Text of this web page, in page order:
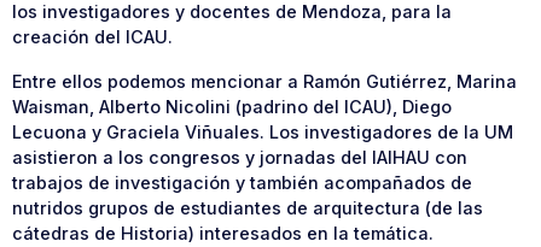
los investigadores y docentes de Mendoza, para la
creación del ICAU.
Entre ellos podemos mencionar a Ramón Gutiérrez, Marina
Waisman, Alberto Nicolini (padrino del ICAU), Diego
Lecuona y Graciela Viñuales. Los investigadores de la UM
asistieron a los congresos y jornadas del IAIHAU con
trabajos de investigación y también acompañados de
nutridos grupos de estudiantes de arquitectura (de las
cátedras de Historia) interesados en la temática.